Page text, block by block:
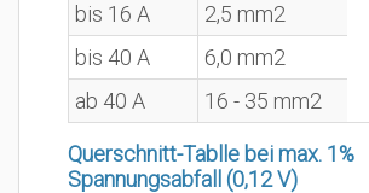
bis 16 A
2,5 mm2
bis 40 A
6,0 mm2
ab 40 A
16 - 35 mm2
Querschnitt-Tablle bei max. 1%
Spannungsabfall (0,12 V)